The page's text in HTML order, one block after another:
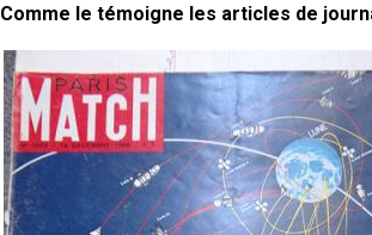
Comme le témoigne les articles de